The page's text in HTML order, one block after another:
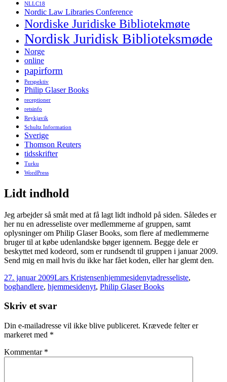
NLLC18
Nordic Law Libraries Conference
Nordiske Juridiske Bibliotekmøte
Nordisk Juridisk Biblioteksmøde
Norge
online
papirform
Perspektiv
Philip Glaser Books
receptioner
retsinfo
Reykjavik
Schultz Information
Sverige
Thomson Reuters
tidsskrifter
Turku
WordPress
Lidt indhold
Jeg arbejder så småt med at få lagt lidt indhold på siden. Således er
her nu en adresseliste over medlemmerne af gruppen, samt
oplysninger om Philip Glaser Books, som flere af medlemmerne
bruger til at købe udenlandske bøger igennem. Begge dele er
beskyttet med kodeord, som er rundsendt til gruppen i januar 2009.
Send mig en mail hvis du ikke har fået koden, eller har glemt den.
Udgivet
i
27. januar 2009Forfatter
Lars KristensenKategorier
hjemmesidenytTags
adresseliste,
boghandlere, hjemmesidenyt, Philip Glaser Books
Skriv et svar
Din e-mailadresse vil ikke blive publiceret. Krævede felter er
markeret med *
Kommentar *